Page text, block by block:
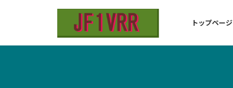
トップページ